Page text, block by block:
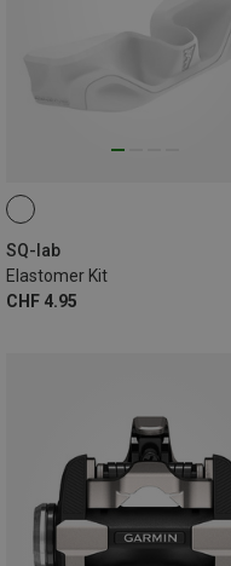
SQ-lab
Elastomer Kit
CHF 4.95